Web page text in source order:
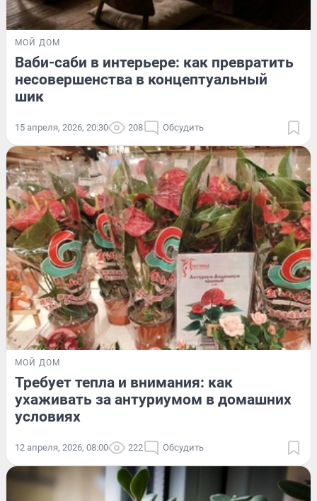
МОЙ ДОМ
Ваби-саби в интерьере: как превратить
несовершенства в концептуальный
шик
15 апреля, 2026, 20:30 208 Обсудить
МОЙ ДОМ
Требует тепла и внимания: как
ухаживать за антуриумом в домашних
условиях
12 апреля, 2026, 08:00 222 Обсудить